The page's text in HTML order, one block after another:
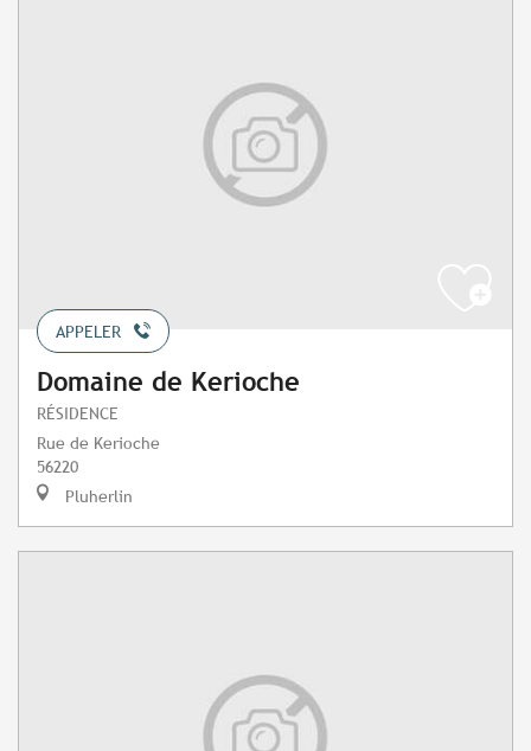
APPELER
Domaine de Kerioche
RÉSIDENCE
Rue de Kerioche
56220
Pluherlin